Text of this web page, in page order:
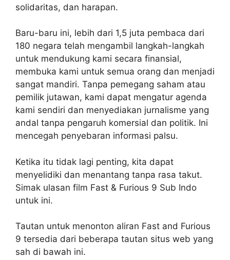
solidaritas, dan harapan.
Baru-baru ini, lebih dari 1,5 juta pembaca dari
180 negara telah mengambil langkah-langkah
untuk mendukung kami secara finansial,
membuka kami untuk semua orang dan menjadi
sangat mandiri. Tanpa pemegang saham atau
pemilik jutawan, kami dapat mengatur agenda
kami sendiri dan menyediakan jurnalisme yang
andal tanpa pengaruh komersial dan politik. Ini
mencegah penyebaran informasi palsu.
Ketika itu tidak lagi penting, kita dapat
menyelidiki dan menantang tanpa rasa takut.
Simak ulasan film Fast & Furious 9 Sub Indo
untuk ini.
Tautan untuk menonton aliran Fast and Furious
9 tersedia dari beberapa tautan situs web yang
sah di bawah ini.